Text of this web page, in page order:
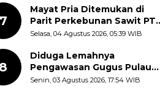
Terungkap
7
Mayat Pria Ditemukan di
Parit Perkebunan Sawit PT
Hindoli Keluang, Polisi
Selasa, 04 Agustus 2026, 05:39 WIB
8
Diduga Lemahnya
Pengawasan Gugus Pulau
Provinsi Maluku Picu Dugaan
Senin, 03 Agustus 2026, 17:54 WIB